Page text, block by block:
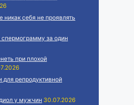
себя не проявлять
за один
при плохой
для репродуктивной
у мужчин 30.07.2026